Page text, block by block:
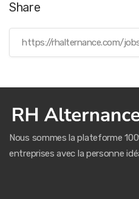
Share
Nous sommes la plateforme
entreprises avec la personne